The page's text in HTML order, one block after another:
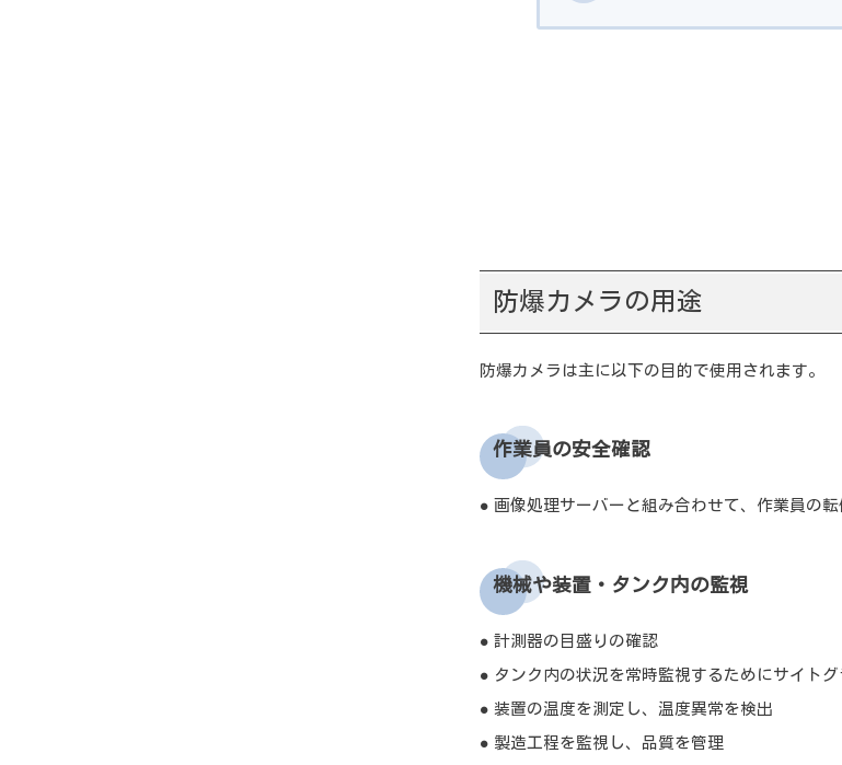
防爆カメラの用途
現場の危険度に対応して
ガスの種類と最高表面温
アナログカメラ or ネッ
防爆カメラを使用した監
防爆カメラの用途
防爆カメラは主に以下の目的で使用されます。
作業員の安全確認
● 画像処理サーバーと組み合わせて、作業員の
機械や装置・タンク内の監視
● 計測器の目盛りの確認
● タンク内の状況を常時監視するためにサイト
● 装置の温度を測定し、温度異常を検出
● 製造工程を監視し、品質を管理